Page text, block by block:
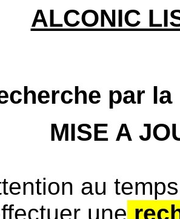
ALCONIC
par
MISE A
au
une